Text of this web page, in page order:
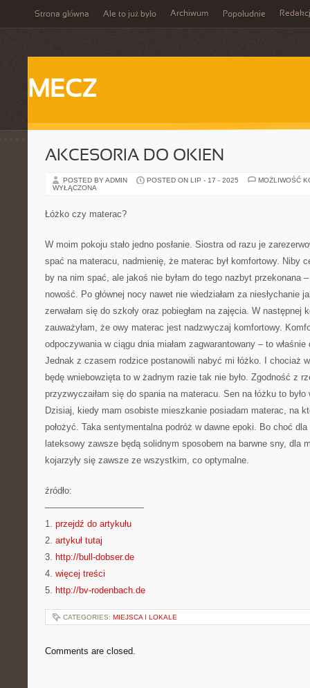
Strona główna Ale to już było Archiwum Popołudnie
MECZ
AKCESORIA DO OKIEN
POSTED BY ADMIN POSTED ON LIP - 17 - 2025
MOŻLIWOŚĆ
WYŁĄCZONA
Łóżko czy materac?
W moim pokoju stało jedno posłanie. Siostra od razu je
spać na materacu, nadmienię, że materac był komfortowy. Niby
by na nim spać, ale jakoś nie byłam do tego nazbyt przekonana
nowość. Po głównej nocy nawet nie wiedziałam za niesłychanie
zerwałam się do szkoły oraz pobiegłam na zajęcia. W następnej
zauważyłam, że owy materac jest nadzwyczaj komfortowy.
odpoczywania w ciągu dnia miałam zagwarantowany – to
Jednak z czasem rodzice postanowili nabyć mi łóżko. I chociaż
będę wniebowzięta to w żadnym razie tak nie było. Zgodność z
przyzwyczaiłam się do spania na materacu. Sen na łóżku to
Dzisiaj, kiedy mam osobiste mieszkanie posiadam materac, na
położyć. Taka sentymentalna podróż w dawne epoki. Bo choć
lateksowy zawsze będą solidnym sposobem na barwne sny, dla
kojarzyły się zawsze ze wszystkim, co optymalne.
źródło:
———————————
1. przejdź do artykułu
2. artykuł tutaj
3. http://bull-dobser.de
4. więcej treści
5. http://bv-rodenbach.de
CATEGORIES: MIEJSCA I LOKALE
Comments are closed.